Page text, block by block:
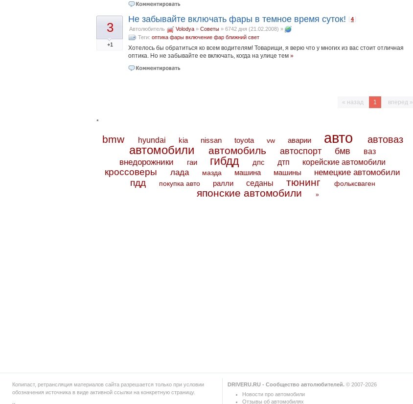
3
+1
Не забывайте включать фары в темное время суток! [4 ]
Автолюбитель Volodya » Советы » 6742 дня (21.02.2008) »
Теги: оптика фары включение фар ближний свет
Хотелось бы обратиться ко всем водителям! Товарищи, я верю что у многих из вас стоит отличная
оптика. Но не забывайте ее включать, когда на улице тем »
« назад 1 вперед »
*
bmw hyundai kia nissan toyota vw аварии авто автоваз
автомобили автомобиль автоспорт бмв ваз
внедорожники гаи гибдд дпс дтп корейские автомобили
кроссоверы лада мазда машина машины немецкие автомобили
пдд покупка авто ралли седаны тюнинг фольксваген
японские автомобили »
Копипаст, ретрансляция материалов сайта разрешается только при условии
обозначения источника в виде активной ссылки на конкретную страницу.
DRIVERU.RU - Сообщество автолюбителей.© 2007-2026
Новости про автомобили
Отзывы об автомобилях